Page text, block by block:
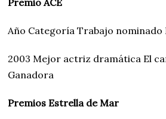
Premio ACE
Año Categoría Trabajo nominado
2003 Mejor actriz dramática El
Ganadora
Premios Estrella de Mar